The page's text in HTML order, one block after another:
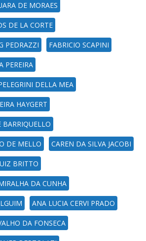
DE MORAES
DE LA CORTE
PEDRAZZI FABRICIO SCAPINI
PEREIRA
DELLA MEA
HAYGERT
BARRIQUELLO
DE MELLO CAREN DA SILVA JACOBI
BRITTO
DA CUNHA
ANA LUCIA CERVI PRADO
DA FONSECA